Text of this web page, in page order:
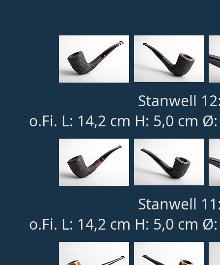
Stanwell
o.Fi. L: 14,2 cm H: 5,0 cm
Stanwell
o.Fi. L: 14,2 cm H: 5,0 cm